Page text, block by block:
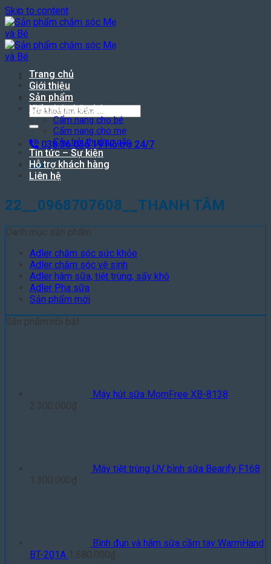
Skip to content
Search for:
038.36.036.19 Hỗ trợ 24/7
Cart
Trang chủ
Giới thiệu
Sản phẩm
Kiến thức hữu ích
Cẩm nang cho bé
Cẩm nang cho mẹ
Câu hỏi thường gặp
Tin tức – Sự kiện
Hỗ trợ khách hàng
Liên hệ
22__0968707608__THANH TÂM
Danh mục sản phẩm
Adler chăm sóc sức khỏe
Adler chăm sóc vệ sinh
Adler hâm sữa, tiệt trùng, sấy khô
Adler Pha sữa
Sản phẩm mới
Sản phẩm nổi bật
Máy hút sữa MomFree XB-8138
2.300.000₫
Máy tiệt trùng UV bình sữa Bearify F168
1.300.000₫
Bình đun và hâm sữa cầm tay WarmHand
BT-201A 1.680.000₫